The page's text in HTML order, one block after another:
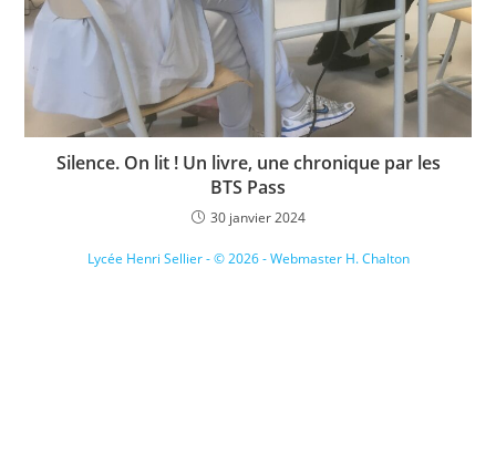
Silence. On lit ! Un livre, une chronique par les
BTS Pass
30 janvier 2024
Lycée Henri Sellier - © 2026 - Webmaster H. Chalton